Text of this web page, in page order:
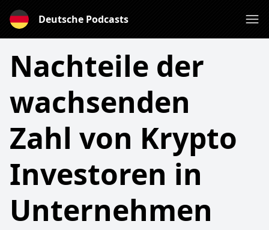
Deutsche Podcasts
Nachteile der
wachsenden
Zahl von Krypto
Investoren in
Unternehmen